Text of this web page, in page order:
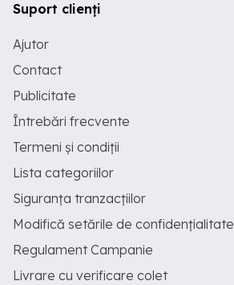
Suport clienți
Ajutor
Contact
Publicitate
Întrebări frecvente
Termeni și condiții
Lista categoriilor
Siguranța tranzacțiilor
Modifică setările de confidențialitate
Regulament Campanie
Livrare cu verificare colet